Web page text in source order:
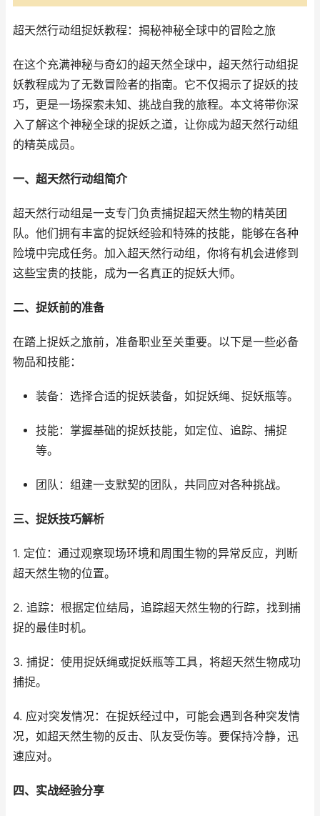
超天然行动组捉妖教程：揭秘神秘全球中的冒险之旅
在这个充满神秘与奇幻的超天然全球中，超天然行动组捉
妖教程成为了无数冒险者的指南。它不仅揭示了捉妖的技
巧，更是一场探索未知、挑战自我的旅程。本文将带你深
入了解这个神秘全球的捉妖之道，让你成为超天然行动组
的精英成员。
一、超天然行动组简介
超天然行动组是一支专门负责捕捉超天然生物的精英团
队。他们拥有丰富的捉妖经验和特殊的技能，能够在各种
险境中完成任务。加入超天然行动组，你将有机会进修到
这些宝贵的技能，成为一名真正的捉妖大师。
二、捉妖前的准备
在踏上捉妖之旅前，准备职业至关重要。以下是一些必备
物品和技能：
装备：选择合适的捉妖装备，如捉妖绳、捉妖瓶等。
技能：掌握基础的捉妖技能，如定位、追踪、捕捉
等。
团队：组建一支默契的团队，共同应对各种挑战。
三、捉妖技巧解析
1. 定位：通过观察现场环境和周围生物的异常反应，判断
超天然生物的位置。
2. 追踪：根据定位结局，追踪超天然生物的行踪，找到捕
捉的最佳时机。
3. 捕捉：使用捉妖绳或捉妖瓶等工具，将超天然生物成功
捕捉。
4. 应对突发情况：在捉妖经过中，可能会遇到各种突发情
况，如超天然生物的反击、队友受伤等。要保持冷静，迅
速应对。
四、实战经验分享